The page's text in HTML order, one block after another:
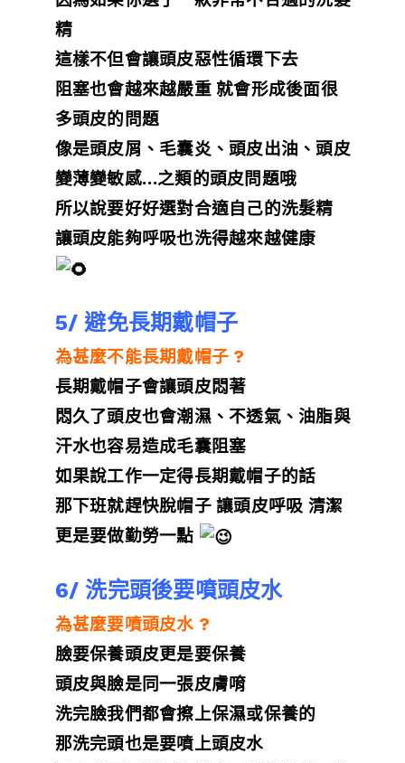
精
這樣不但會讓頭皮惡性循環下去
阻塞也會越來越嚴重 就會形成後面很
多頭皮的問題
像是頭皮屑、毛囊炎、頭皮出油、頭皮
變薄變敏感…之類的頭皮問題哦
所以說要好好選對合適自己的洗髮精
讓頭皮能夠呼吸也洗得越來越健康
5/ 避免長期戴帽子
為甚麼不能長期戴帽子 ?
長期戴帽子會讓頭皮悶著
悶久了頭皮也會潮濕、不透氣、油脂與
汗水也容易造成毛囊阻塞
如果說工作一定得長期戴帽子的話
那下班就趕快脫帽子 讓頭皮呼吸 清潔
更是要做勤勞一點
6/ 洗完頭後要噴頭皮水
為甚麼要噴頭皮水 ?
臉要保養頭皮更是要保養
頭皮與臉是同一張皮膚唷
洗完臉我們都會擦上保濕或保養的
那洗完頭也是要噴上頭皮水